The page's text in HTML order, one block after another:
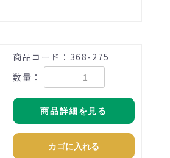
商品コード：368-275
数量：
商品詳細を見る
カゴに入れる